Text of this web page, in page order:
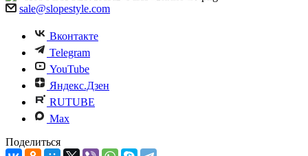
sale@slopestyle.com
Вконтакте
Telegram
YouTube
Яндекс.Дзен
RUTUBE
Max
Поделиться